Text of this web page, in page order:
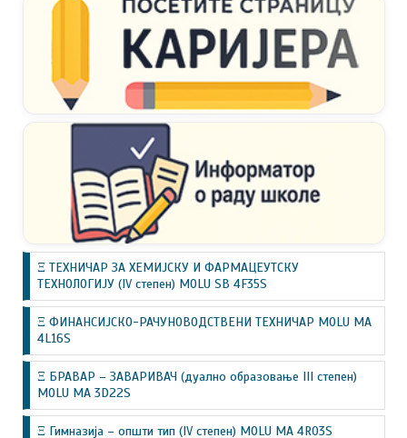
Ξ ТЕХНИЧАР ЗА ХЕМИЈСКУ И ФАРМАЦЕУТСКУ
ТЕХНОЛОГИЈУ (IV степен) MOLU SB 4F35S
Ξ ФИНАНСИЈСКО-РАЧУНОВОДСТВЕНИ ТЕХНИЧАР MOLU MA
4L16S
Ξ БРАВАР – ЗАВАРИВАЧ (дуално образовање III степен)
MOLU MA 3D22S
Ξ Гимназија – општи тип (IV степен) MOLU MA 4R03S